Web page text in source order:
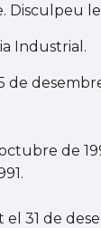
Disculpeu
Industrial.
de
el 31 de